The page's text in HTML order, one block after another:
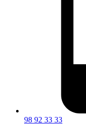
98 92 33 33